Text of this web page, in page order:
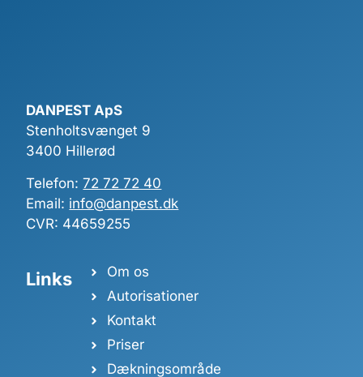
DANPEST ApS
Stenholtsvænget 9
3400 Hillerød
Telefon:72 72 72 40
Email: info@danpest.dk
CVR: 44659255
Links
Om os
Autorisationer
Kontakt
Priser
Dækningsområde